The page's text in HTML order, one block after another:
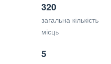
320
загальна кількість
місць
5